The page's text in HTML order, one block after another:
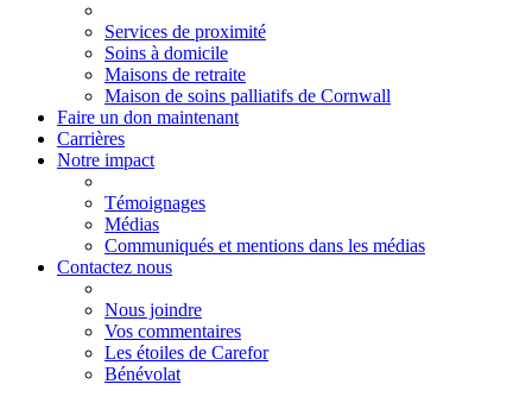
Services de proximité
Soins à domicile
Maisons de retraite
Maison de soins palliatifs de Cornwall
Faire un don maintenant
Carrières
Notre impact
Témoignages
Médias
Communiqués et mentions dans les médias
Contactez nous
Nous joindre
Vos commentaires
Les étoiles de Carefor
Bénévolat